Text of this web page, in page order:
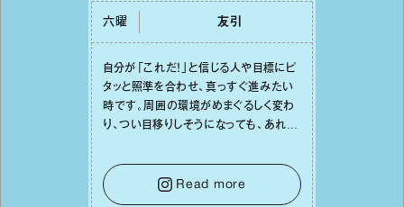
六曜 友引
⾃分が「これだ！」と信じる⼈や⽬標にピ
タッと照準を合わせ、真っすぐ進みたい
時です。周囲の環境がめまぐるしく変わ
り、つい⽬移りしそうになっても、あれこ
をそっと⼿放し、⽬の前のことに集中しま
しょう。そのブレない決意が、あなたにと
って有意義で安定した成果を引き寄せま
Read more